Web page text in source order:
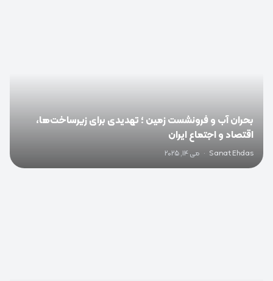
بحران آب و فرونشست زمین ؛ تهدیدی برای زیرساخت‌ها،
اقتصاد و اجتماع ایران
Sanat Ehdas
· می 14, 2025